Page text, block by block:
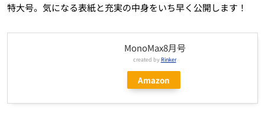
特大号。気になる表紙と充実の中身をいち早く公開します！
MonoMax8月号
created byRinker
Amazon